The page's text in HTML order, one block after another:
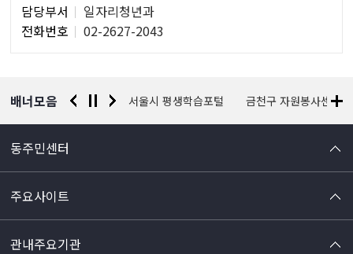
당
자
담당부서
일자리청년과
전화번호
02-2627-2043
배너모음
찰청 유실물 통합포털 서울시 평생학습포털 금천구 자원봉사센터
동주민센터
주요사이트
관내주요기관